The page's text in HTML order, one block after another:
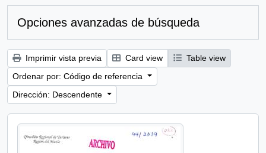
Opciones avanzadas de búsqueda
Imprimir vista previa Card view
Table view
Ordenar por: Código de referencia
Dirección: Descendente